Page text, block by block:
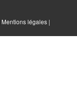
Mentions légales |